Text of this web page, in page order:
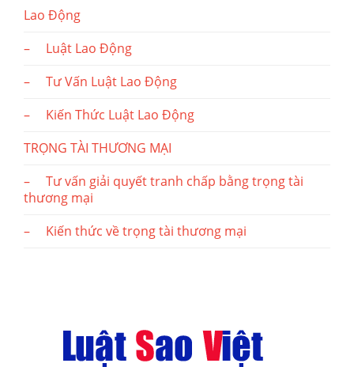
Lao Động
– Luật Lao Động
– Tư Vấn Luật Lao Động
– Kiến Thức Luật Lao Động
TRỌNG TÀI THƯƠNG MẠI
– Tư vấn giải quyết tranh chấp bằng trọng tài
thương mại
– Kiến thức về trọng tài thương mại